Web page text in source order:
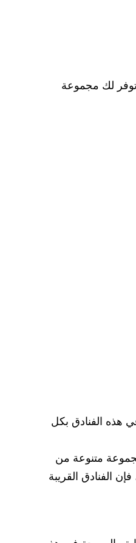
توفر لك مجموعة
هذه الفنادق بكل
متنوعة من
الفنادق القريبة